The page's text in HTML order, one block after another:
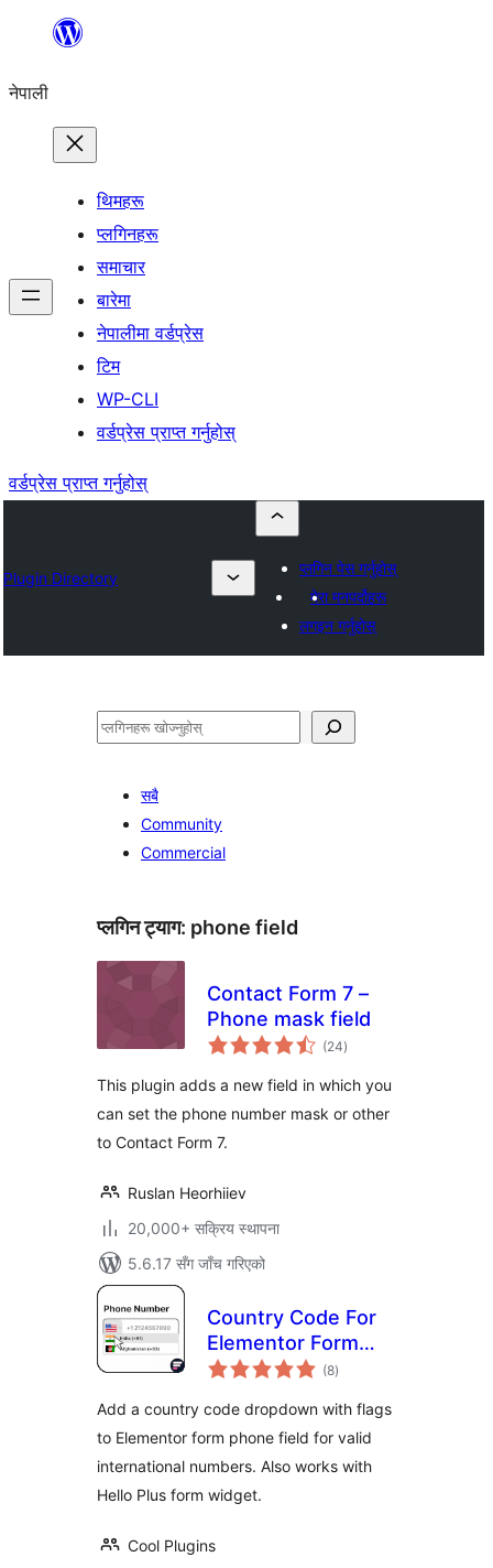
सामग्रीमा
नेपाली
थिमहरू
प्लगिनहरू
समाचार
बारेमा
नेपालीमा वर्डप्रेस
टिम
WP-CLI
वर्डप्रेस प्राप्त गर्नुहोस्
वर्डप्रेस प्राप्त गर्नुहोस्
Plugin Directory
प्लगिन पेस गर्नुहोस्
मेरा मनपर्दोहरू
लगइन गर्नुहोस्
खोज्नुहोस्
सबै
Community
Commercial
प्लगिन ट्याग: phone field
Contact Form 7 –
Phone mask field
(24कुल
रेटिङ्गहरू
)
This plugin adds a new field in which you
can set the phone number mask or other
to Contact Form 7.
Ruslan Heorhiiev
20,000+ सक्रिय स्थापना
5.6.17 सँग जाँच गरिएको
Country Code For
Elementor Form
Telephone Field
(8कुल
रेटिङ्गहरू
)
Add a country code dropdown with flags
to Elementor form phone field for valid
international numbers. Also works with
Hello Plus form widget.
Cool Plugins